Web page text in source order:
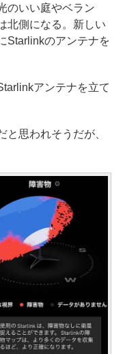
のいい庭やベラン
北側になる。新しい
Starlinkのアンテナを
アンテナを立て
思われそうだが、